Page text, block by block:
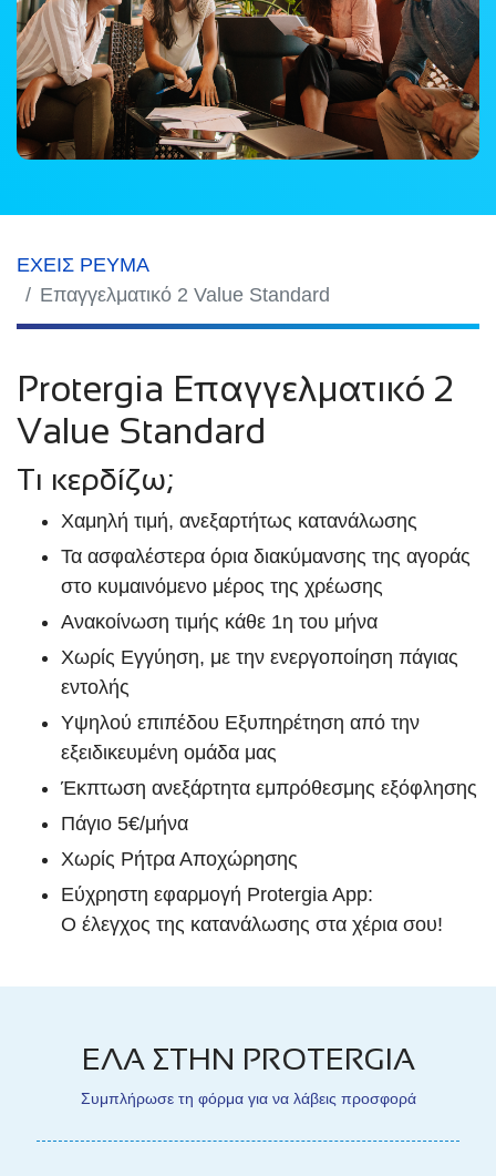
ΕΧΕΙΣ ΡΕΥΜΑ
Επαγγελματικό 2 Value Standard
Protergia Επαγγελματικό 2
Value Standard
Τι κερδίζω;
Χαμηλή τιμή, ανεξαρτήτως κατανάλωσης
Τα ασφαλέστερα όρια διακύμανσης της αγοράς
στο κυμαινόμενο μέρος της χρέωσης
Ανακοίνωση τιμής κάθε 1η του μήνα
Χωρίς Εγγύηση, με την ενεργοποίηση πάγιας
εντολής
Υψηλού επιπέδου Εξυπηρέτηση από την
εξειδικευμένη ομάδα μας
Έκπτωση ανεξάρτητα εμπρόθεσμης εξόφλησης
Πάγιο 5€/μήνα
Χωρίς Ρήτρα Αποχώρησης
Εύχρηστη εφαρμογή Protergia App:
Ο έλεγχος της κατανάλωσης στα χέρια σου!
ΕΛΑ ΣΤΗΝ PROTERGIA
Συμπλήρωσε τη φόρμα για να λάβεις προσφορά